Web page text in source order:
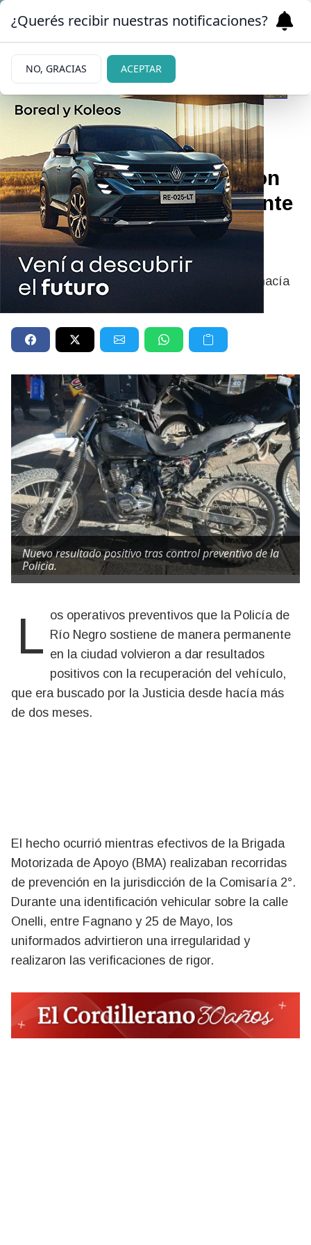
04/07/2026
Recuperaron una moto con
pedido de secuestro durante
un operativo policial en
pleno centro de Bariloche
El rodado era buscado por la Justicia desde hacía
más de dos meses.
Nuevo resultado positivo tras control preventivo de la
Policia.
Los operativos preventivos que la Policía de Río Negro sostiene de manera permanente
en la ciudad volvieron a dar resultados
positivos con la recuperación del vehículo,
que era buscado por la Justicia desde hacía más
de dos meses.
El hecho ocurrió mientras efectivos de la Brigada
Motorizada de Apoyo (BMA) realizaban recorridas
de prevención en la jurisdicción de la Comisaría 2°.
Durante una identificación vehicular sobre la calle
Onelli, entre Fagnano y 25 de Mayo, los
uniformados advirtieron una irregularidad y
realizaron las verificaciones de rigor.
¿Querés recibir nuestras notificaciones?
NO, GRACIAS ACEPTAR